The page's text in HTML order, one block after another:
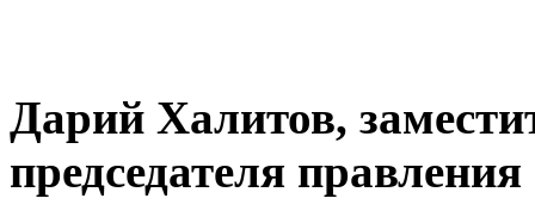
Дарий Халитов,
председателя